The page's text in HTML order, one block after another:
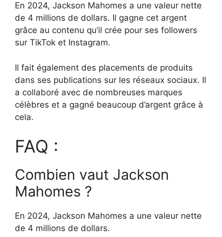
En 2024, Jackson Mahomes a une valeur nette
de 4 millions de dollars. Il gagne cet argent
grâce au contenu qu’il crée pour ses followers
sur TikTok et Instagram.
Il fait également des placements de produits
dans ses publications sur les réseaux sociaux. Il
a collaboré avec de nombreuses marques
célèbres et a gagné beaucoup d’argent grâce à
cela.
FAQ :
Combien vaut Jackson
Mahomes ?
En 2024, Jackson Mahomes a une valeur nette
de 4 millions de dollars.